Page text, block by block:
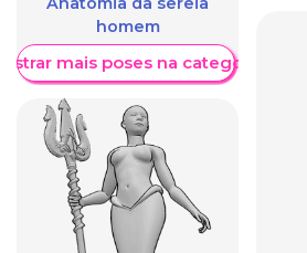
homem
mais poses na categoria